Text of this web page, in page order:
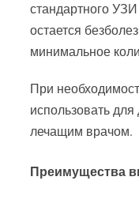
стандартного
остается
минимальное
При
использовать
лечащим врачом.
Преимущества